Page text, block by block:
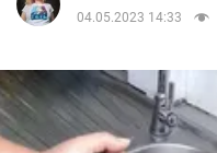
Rozrywka
Życie
04.05.2023 14:33